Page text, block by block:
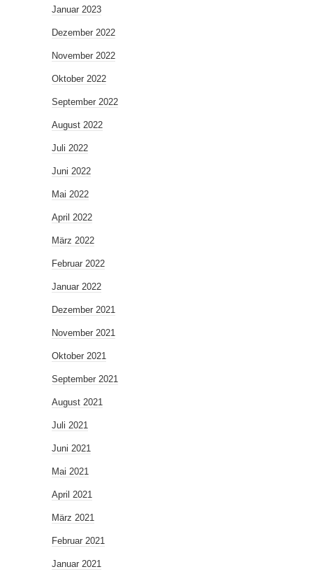
Januar 2023
Dezember 2022
November 2022
Oktober 2022
September 2022
August 2022
Juli 2022
Juni 2022
Mai 2022
April 2022
März 2022
Februar 2022
Januar 2022
Dezember 2021
November 2021
Oktober 2021
September 2021
August 2021
Juli 2021
Juni 2021
Mai 2021
April 2021
März 2021
Februar 2021
Januar 2021